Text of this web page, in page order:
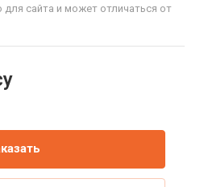
для сайта и может отличаться от